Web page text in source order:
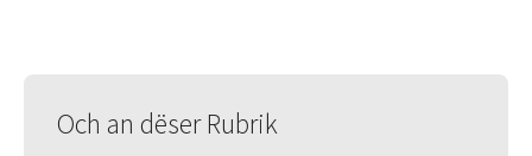
Och an dëser Rubrik